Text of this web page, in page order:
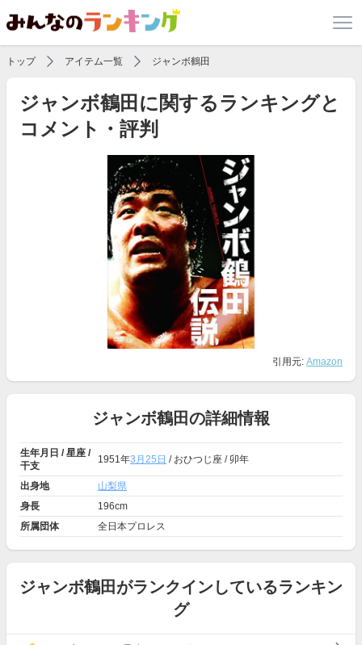
トップ アイテム一覧 ジャンボ鶴田
ジャンボ鶴田に関するランキングと
コメント・評判
引用元: Amazon
ジャンボ鶴田の詳細情報
生年月日 / 星座 /
干支
1951年3月25日 / おひつじ座 / 卯年
出身地
山梨県
身長
196cm
所属団体
全日本プロレス
ジャンボ鶴田がランクインしているランキン
グ